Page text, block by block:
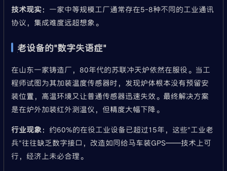
技术现实：一家中等规模工厂通常存在5-8种不同的工业通讯
协议，集成难度远超想象。
老设备的"数字失语症"
在山东一家铸造厂，80年代的苏联冲天炉依然在服役。当工
程师试图为其加装温度传感器时，发现炉体根本没有预留安
装位置，高温环境又让普通传感器迅速失效。最终解决方案
是在炉外加装红外测温仪，但精度大幅下降。
行业现象 ：约60%的在役工业设备已超过15年，这些"工业老
兵"往往缺乏数字接口，改造如同给马车装GPS——技术上可
行，经济上未必合理。